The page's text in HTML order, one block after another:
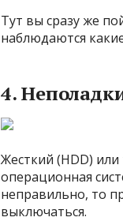
Тут вы сразу же
наблюдаются
4.
Жесткий (HDD)
операционная
неправильно, то
выключаться.